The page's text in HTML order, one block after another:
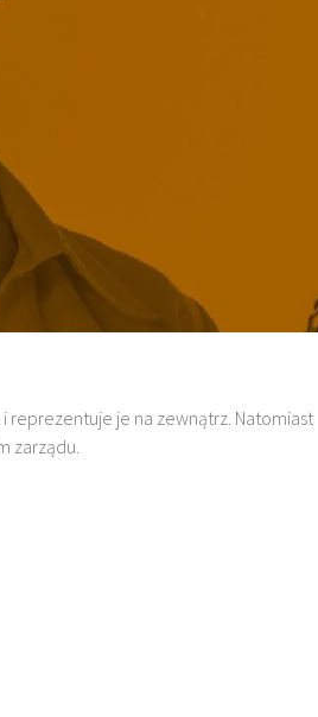
reprezentuje je na zewnątrz. Natomiast
zarządu.